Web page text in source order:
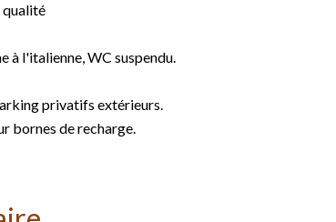
qualité
à l'italienne, WC suspendu.
privatifs extérieurs.
bornes de recharge.